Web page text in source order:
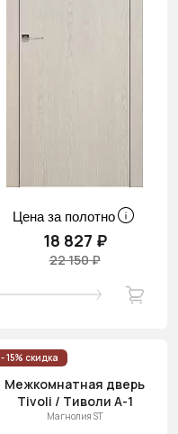
Цена за полотно
18 827 ₽
22 150 ₽
- 15% скидка
Межкомнатная дверь
Tivoli / Тиволи А-1
Магнолия ST